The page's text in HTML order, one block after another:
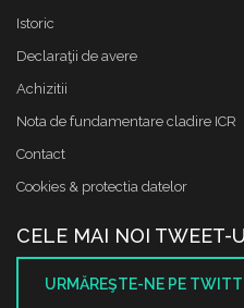
Istoric
Declaraţii de avere
Achizitii
Nota de fundamentare cladire ICR
Contact
Cookies & protectia datelor
CELE MAI NOI TWEET-
URMĂREŞTE-NE PE